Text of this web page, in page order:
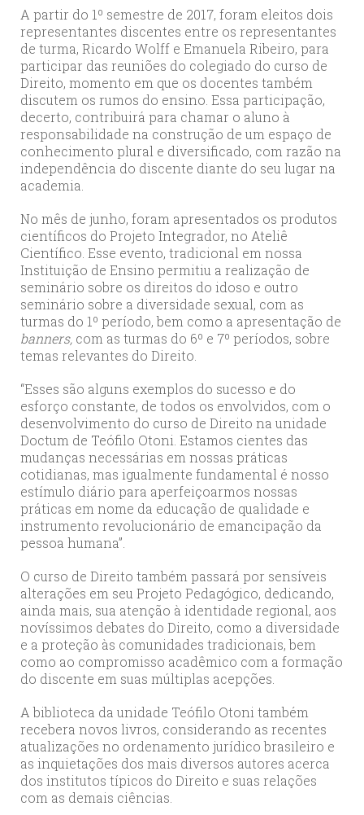
A partir do 1º semestre de 2017, foram eleitos dois
representantes discentes entre os representantes
de turma, Ricardo Wolff e Emanuela Ribeiro, para
participar das reuniões do colegiado do curso de
Direito, momento em que os docentes também
discutem os rumos do ensino. Essa participação,
decerto, contribuirá para chamar o aluno à
responsabilidade na construção de um espaço de
conhecimento plural e diversificado, com razão na
independência do discente diante do seu lugar na
academia.
No mês de junho, foram apresentados os produtos
científicos do Projeto Integrador, no Ateliê
Científico. Esse evento, tradicional em nossa
Instituição de Ensino permitiu a realização de
seminário sobre os direitos do idoso e outro
seminário sobre a diversidade sexual, com as
turmas do 1º período, bem como a apresentação de
banners, com as turmas do 6º e 7º períodos, sobre
temas relevantes do Direito.
“Esses são alguns exemplos do sucesso e do
esforço constante, de todos os envolvidos, com o
desenvolvimento do curso de Direito na unidade
Doctum de Teófilo Otoni. Estamos cientes das
mudanças necessárias em nossas práticas
cotidianas, mas igualmente fundamental é nosso
estímulo diário para aperfeiçoarmos nossas
práticas em nome da educação de qualidade e
instrumento revolucionário de emancipação da
pessoa humana”.
O curso de Direito também passará por sensíveis
alterações em seu Projeto Pedagógico, dedicando,
ainda mais, sua atenção à identidade regional, aos
novíssimos debates do Direito, como a diversidade
e a proteção às comunidades tradicionais, bem
como ao compromisso acadêmico com a formação
do discente em suas múltiplas acepções.
A biblioteca da unidade Teófilo Otoni também
recebera novos livros, considerando as recentes
atualizações no ordenamento jurídico brasileiro e
as inquietações dos mais diversos autores acerca
dos institutos típicos do Direito e suas relações
com as demais ciências.